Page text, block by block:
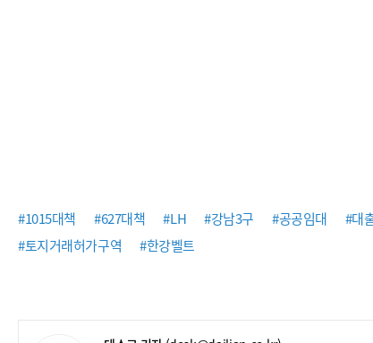
#1015대책 #627대책 #LH #강남3구 #공공임대 #대
#토지거래허가구역
#한강벨트